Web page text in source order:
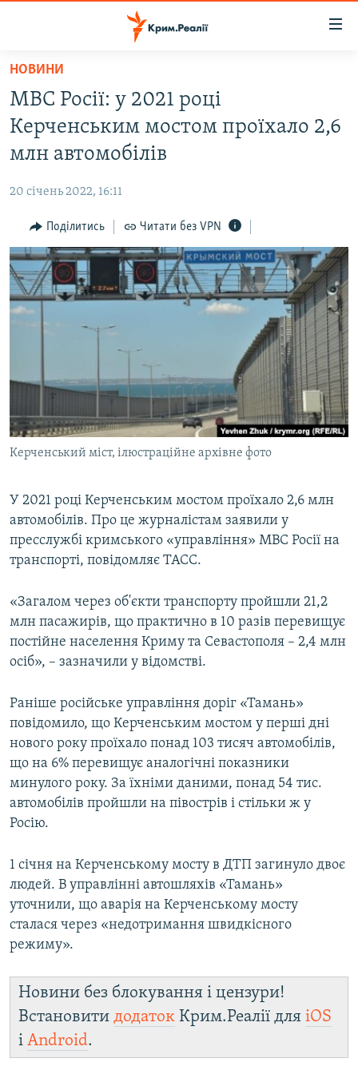
Перейти
основного
матеріалу
Перейти
до
основної
Перейти
до
пошуку
ВІДЕО ТА ФОТО
БЛОГИ
ПОГЛЯД
ІНТЕРВ'Ю
ВСЕ ЗА ДЕНЬ
СПЕЦПРОЕКТИ
СВІДЧЕННЯ ОКУПАЦІЇ
УКРАЇНСЬКА ПРОБЛЕМА КРИМУ
ІНФОГРАФІКА
Русский
Qırımtatar
ДОЛУЧАЙСЯ!
Усі сайти RFE/RL
НОВИНИ
МВС Росії: у 2021 році
Керченським мостом проїхало 2,6
млн автомобілів
20 січень 2022, 16:11
Поділитись Читати без VPN
Керченський міст, ілюстраційне архівне фото
У 2021 році Керченським мостом проїхало 2,6 млн
автомобілів. Про це журналістам заявили у
пресслужбі кримського «управління» МВС Росії на
транспорті, повідомляє ТАСС.
«Загалом через об'єкти транспорту пройшли 21,2
млн пасажирів, що практично в 10 разів перевищує
постійне населення Криму та Севастополя – 2,4 млн
осіб», – зазначили у відомстві.
Раніше російське управління доріг «Тамань»
повідомило, що Керченським мостом у перші дні
нового року проїхало понад 103 тисяч автомобілів,
що на 6% перевищує аналогічні показники
минулого року. За їхніми даними, понад 54 тис.
автомобілів пройшли на півострів і стільки ж у
Росію.
1 січня на Керченському мосту в ДТП загинуло двоє
людей. В управлінні автошляхів «Тамань»
уточнили, що аварія на Керченському мосту
сталася через «недотримання швидкісного
режиму».
Новини без блокування і цензури!
Встановити додаток Крим.Реалії для iOS
і Android.